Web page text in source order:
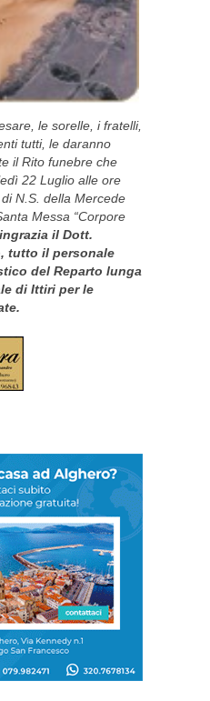
le sorelle, i fratelli,
tutti, le daranno
il Rito funebre che
22 Luglio alle ore
N.S. della Mercede
Messa “Corpore
il Dott.
tutto il personale
del Reparto lunga
di Ittiri per le